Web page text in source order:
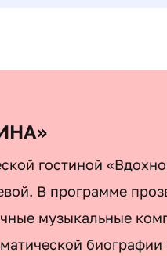
гостиной
В программе
музыкальные
биографии